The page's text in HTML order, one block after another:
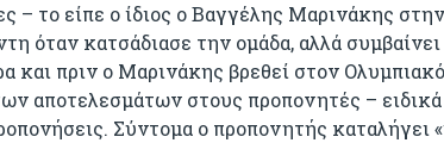
– το είπε ο ίδιος ο Βαγγέλης Μαρινάκης
όταν κατσάδιασε την ομάδα, αλλά
και πριν ο Μαρινάκης βρεθεί στον
αποτελεσμάτων στους προπονητές –
Σύντομα ο προπονητής καταλήγει